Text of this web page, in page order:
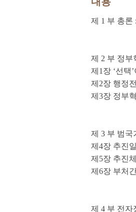
제 1 부 총론
제 2 부 정부
제1장 ‘선택
제2장 행정
제3장 정부
제 3 부 범국
제4장 추진
제5장 추진
제6장 부처
제 4 부 전자